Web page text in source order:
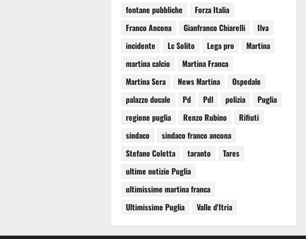
fontane pubbliche
Forza Italia
Franco Ancona
Gianfranco Chiarelli
Ilva
incidente
Lc Solito Lega pro
Martina
martina calcio
Martina Franca
Martina Sera
News Martina
Ospedale
palazzo ducale
Pd Pdl polizia
Puglia
regione puglia
Renzo Rubino
Rifiuti
sindaco
sindaco franco ancona
Stefano Coletta
taranto
Tares
ultime notizie Puglia
ultimissime martina franca
Ultimissime Puglia
Valle d'Itria